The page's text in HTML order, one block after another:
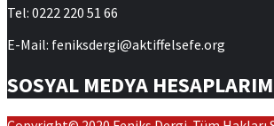
Tel: 0222 220 51 66
E-Mail: feniksdergi@aktiffelsefe.org
SOSYAL MEDYA